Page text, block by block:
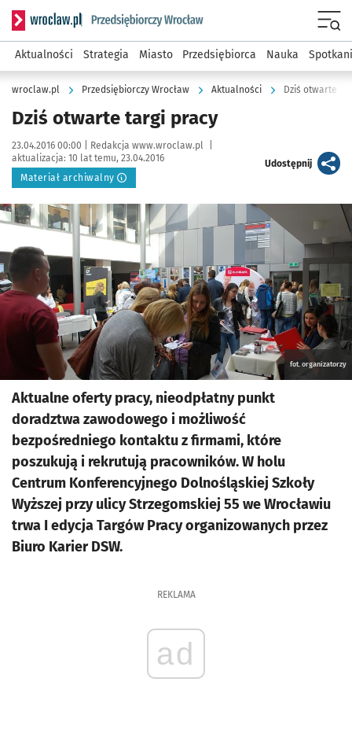
Serwis informacyjny wroclaw.pl podserwis: Strategia
Aktualności Strategia Miasto Przedsiębiorca Nauka
wroclaw.pl Przedsiębiorczy Wrocław Aktualności Dziś otwarte
Dziś otwarte targi pracy
Data publikacji:
23.04.2016 00:00 | Autor:
Redakcja www.wroclaw.pl
aktualizacja: 10 lat temu, 23.04.2016
Materiał archiwalny
Udostępnijartykuł
Kliknij, aby powiększyć
fot. organizatorzy
Aktualne oferty pracy, nieodpłatny punkt
doradztwa zawodowego i możliwość
bezpośredniego kontaktu z firmami, które
poszukują i rekrutują pracowników. W holu
Centrum Konferencyjnego Dolnośląskiej Szkoły
Wyższej przy ulicy Strzegomskiej 55 we Wrocławiu
trwa I edycja Targów Pracy organizowanych przez
Biuro Karier DSW.
REKLAMA
ad